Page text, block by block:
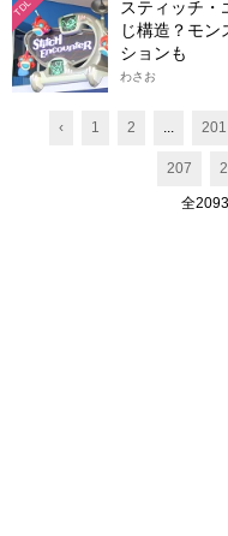
TDL
スティッチ・
じ構造？モ
ションも
わさお
‹ 1 2 ... 201
207
全